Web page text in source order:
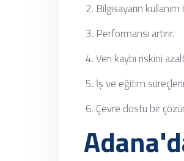
Bilgisayarın
Performansı artırır.
Veri kaybı riskini
İş ve eğitim
Çevre dostu bir